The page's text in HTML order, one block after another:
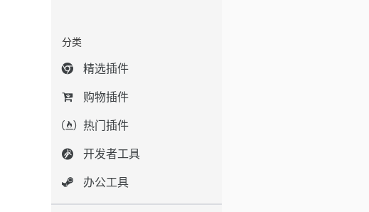
分类
精选插件
购物插件
热门插件
开发者工具
办公工具